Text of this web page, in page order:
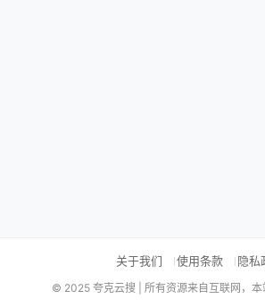
关于我们 使用条款 隐私
© 2025 夸克云搜 | 所有资源来自互联网，本